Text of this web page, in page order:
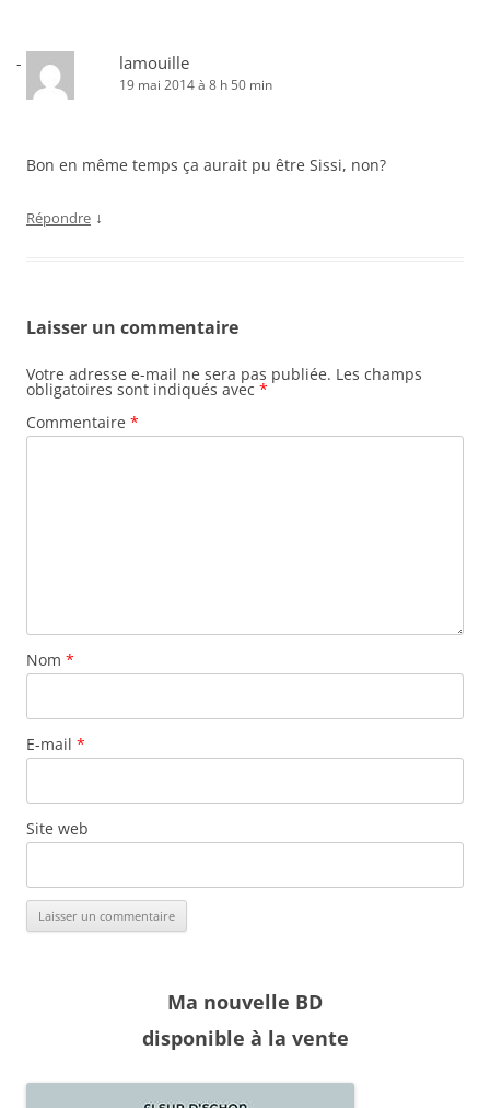
lamouille
19 mai 2014 à 8 h 50 min
Bon en même temps ça aurait pu être Sissi, non?
Répondre ↓
Laisser un commentaire
Votre adresse e-mail ne sera pas publiée. Les champs
obligatoires sont indiqués avec *
Commentaire *
Nom *
E-mail *
Site web
Ma nouvelle BD
disponible à la vente